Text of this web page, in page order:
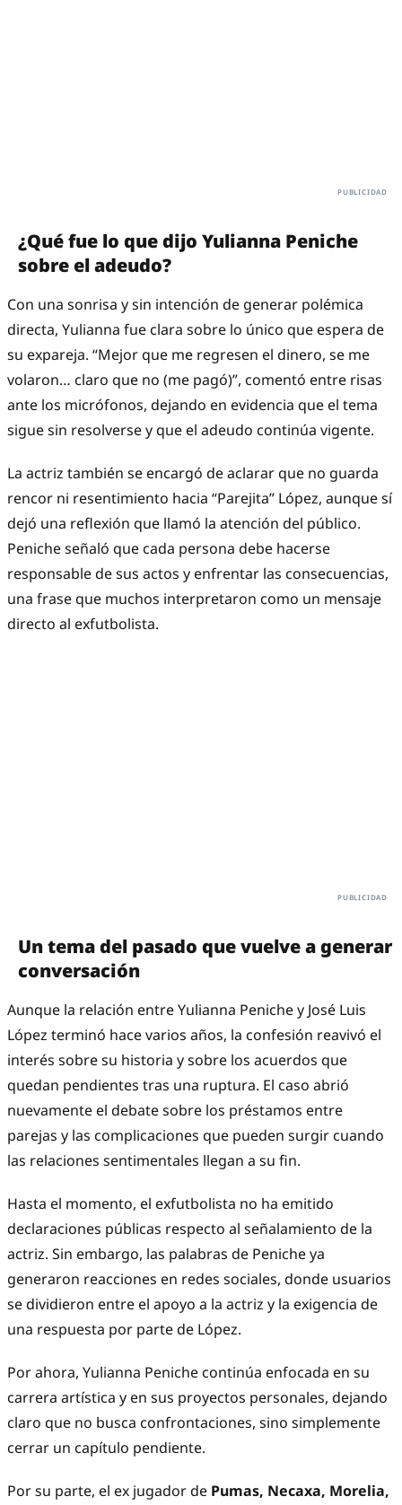
¿Qué fue lo que dijo Yulianna Peniche
sobre el adeudo?
Con una sonrisa y sin intención de generar polémica
directa, Yulianna fue clara sobre lo único que espera de
su expareja. “Mejor que me regresen el dinero, se me
volaron… claro que no (me pagó)”, comentó entre risas
ante los micrófonos, dejando en evidencia que el tema
sigue sin resolverse y que el adeudo continúa vigente.
La actriz también se encargó de aclarar que no guarda
rencor ni resentimiento hacia “Parejita” López, aunque sí
dejó una reflexión que llamó la atención del público.
Peniche señaló que cada persona debe hacerse
responsable de sus actos y enfrentar las consecuencias,
una frase que muchos interpretaron como un mensaje
directo al exfutbolista.
Un tema del pasado que vuelve a generar
conversación
Aunque la relación entre Yulianna Peniche y José Luis
López terminó hace varios años, la confesión reavivó el
interés sobre su historia y sobre los acuerdos que
quedan pendientes tras una ruptura. El caso abrió
nuevamente el debate sobre los préstamos entre
parejas y las complicaciones que pueden surgir cuando
las relaciones sentimentales llegan a su fin.
Hasta el momento, el exfutbolista no ha emitido
declaraciones públicas respecto al señalamiento de la
actriz. Sin embargo, las palabras de Peniche ya
generaron reacciones en redes sociales, donde usuarios
se dividieron entre el apoyo a la actriz y la exigencia de
una respuesta por parte de López.
Por ahora, Yulianna Peniche continúa enfocada en su
carrera artística y en sus proyectos personales, dejando
claro que no busca confrontaciones, sino simplemente
cerrar un capítulo pendiente.
Por su parte, el ex jugador de Pumas, Necaxa, Morelia,